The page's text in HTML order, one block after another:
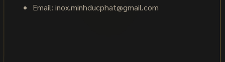
Email:inox.minhducphat@gmail.com